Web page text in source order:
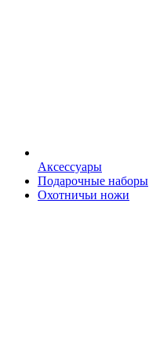
Аксессуары
Подарочные наборы
Охотничьи ножи